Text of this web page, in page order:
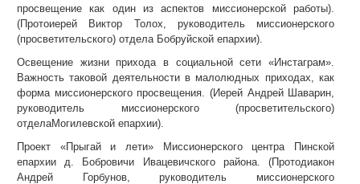
просвещение как один из аспектов миссионерской работы).
(Протоиерей Виктор Толох, руководитель миссионерского
(просветительского) отдела Бобруйской епархии).
Освещение жизни прихода в социальной сети «Инстаграм».
Важность таковой деятельности в малолюдных приходах, как
форма миссионерского просвещения. (Иерей Андрей Шаварин,
руководитель миссионерского (просветительского)
отделаМогилевской епархии).
Проект «Прыгай и лети» Миссионерского центра Пинской
епархии д. Бобровичи Ивацевичского района. (Протодиакон
Андрей Горбунов, руководитель миссионерского